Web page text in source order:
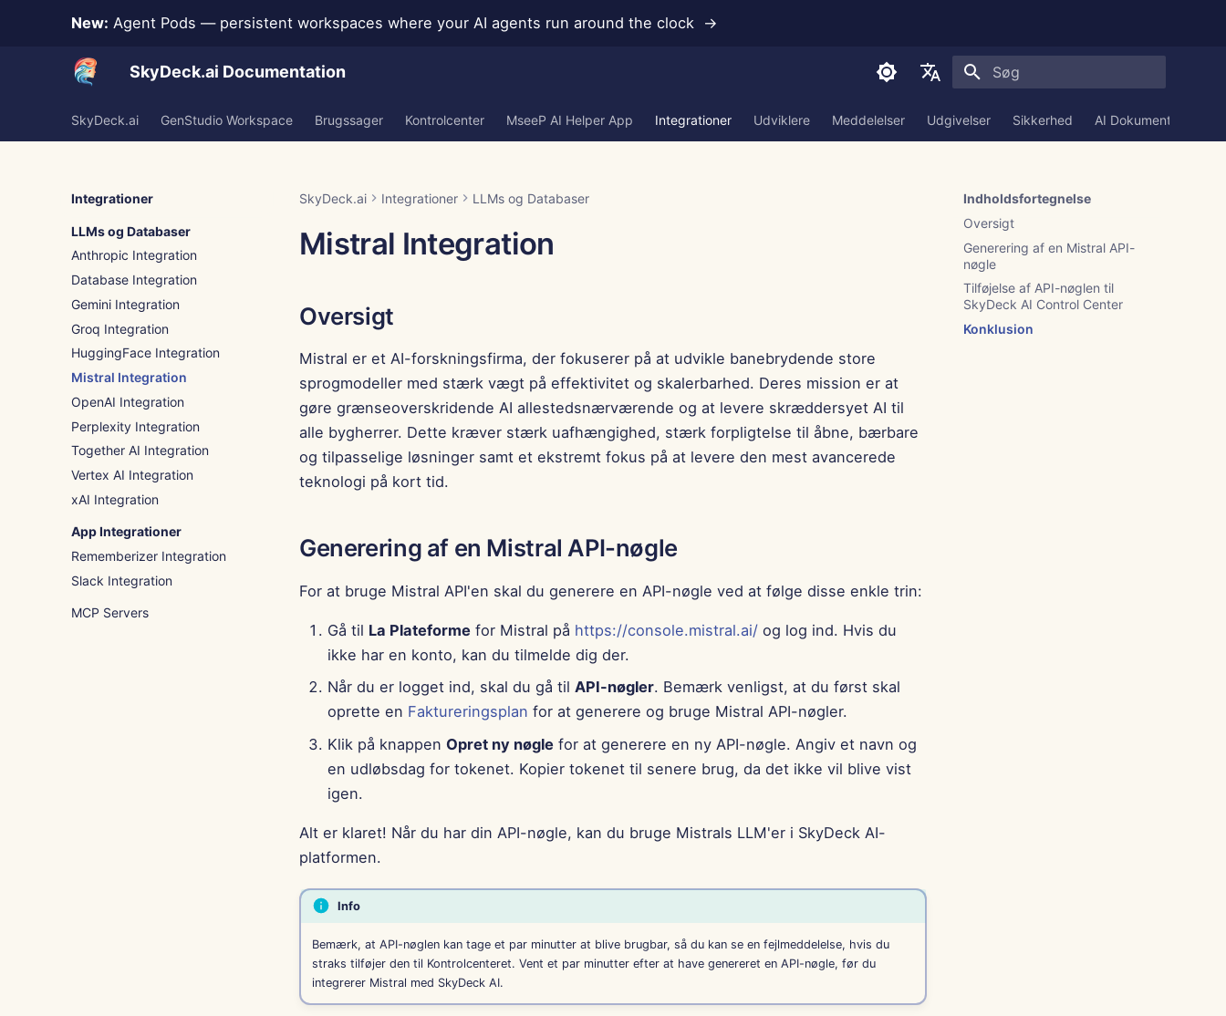
New: Agent Pods — persistent workspaces where your AI agents run around the clock →
SkyDeck.ai Documentation
English
한국어
Português
Tiếng Việt
SkyDeck.ai GenStudio Workspace Brugssager Kontrolcenter MseeP AI Helper App Integrationer Udviklere Meddelelser Udgivelser Sikkerhed AI Dokumentation
Integrationer
LLMs og Databaser
Anthropic Integration
Database Integration
Gemini Integration
Groq Integration
HuggingFace Integration
Mistral Integration
OpenAI Integration
Perplexity Integration
Together AI Integration
Vertex AI Integration
xAI Integration
App Integrationer
Rememberizer Integration
Slack Integration
MCP Servers
Indholdsfortegnelse
Oversigt
Generering af en Mistral API-
nøgle
Tilføjelse af API-nøglen til
SkyDeck AI Control Center
Konklusion
SkyDeck.ai Integrationer LLMs og Databaser
Mistral Integration
Oversigt
Mistral er et AI-forskningsfirma, der fokuserer på at udvikle banebrydende store
sprogmodeller med stærk vægt på effektivitet og skalerbarhed. Deres mission er at
gøre grænseoverskridende AI allestedsnærværende og at levere skræddersyet AI til
alle bygherrer. Dette kræver stærk uafhængighed, stærk forpligtelse til åbne, bærbare
og tilpasselige løsninger samt et ekstremt fokus på at levere den mest avancerede
teknologi på kort tid.
Generering af en Mistral API-nøgle
For at bruge Mistral API'en skal du generere en API-nøgle ved at følge disse enkle trin:
Gå til La Plateformefor Mistral på https://console.mistral.ai/og log ind. Hvis du
ikke har en konto, kan du tilmelde dig der.
Når du er logget ind, skal du gå til API-nøgler. Bemærk venligst, at du først skal
oprette en Faktureringsplan for at generere og bruge Mistral API-nøgler.
Klik på knappen Opret ny nøglefor at generere en ny API-nøgle. Angiv et navn og
en udløbsdag for tokenet. Kopier tokenet til senere brug, da det ikke vil blive vist
igen.
Alt er klaret! Når du har din API-nøgle, kan du bruge Mistrals LLM'er i SkyDeck AI-
platformen.
Info
Bemærk, at API-nøglen kan tage et par minutter at blive brugbar, så du kan se en fejlmeddelelse, hvis du
straks tilføjer den til Kontrolcenteret. Vent et par minutter efter at have genereret en API-nøgle, før du
integrerer Mistral med SkyDeck AI.